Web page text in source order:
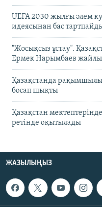
UEFA 2030 жылғы әлем
идеясынан бас
"Жосықсыз ұстау".
Ермек Нарымбаев
Қазақстанда
босап шықты
Қазақстан
ретінде оқытылады
ЖАЗЫЛЫҢЫЗ